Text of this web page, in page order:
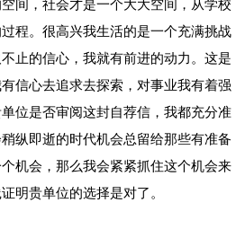
间，社会才是一个大大空间，从学校
程。很高兴我生活的是一个充满挑战
止的信心，我就有前进的动力。这是
信心去追求去探索，对事业我有着强
位是否审阅这封自荐信，我都充分准
纵即逝的时代机会总留给那些有准备
机会，那么我会紧紧抓住这个机会来
明贵单位的选择是对了。